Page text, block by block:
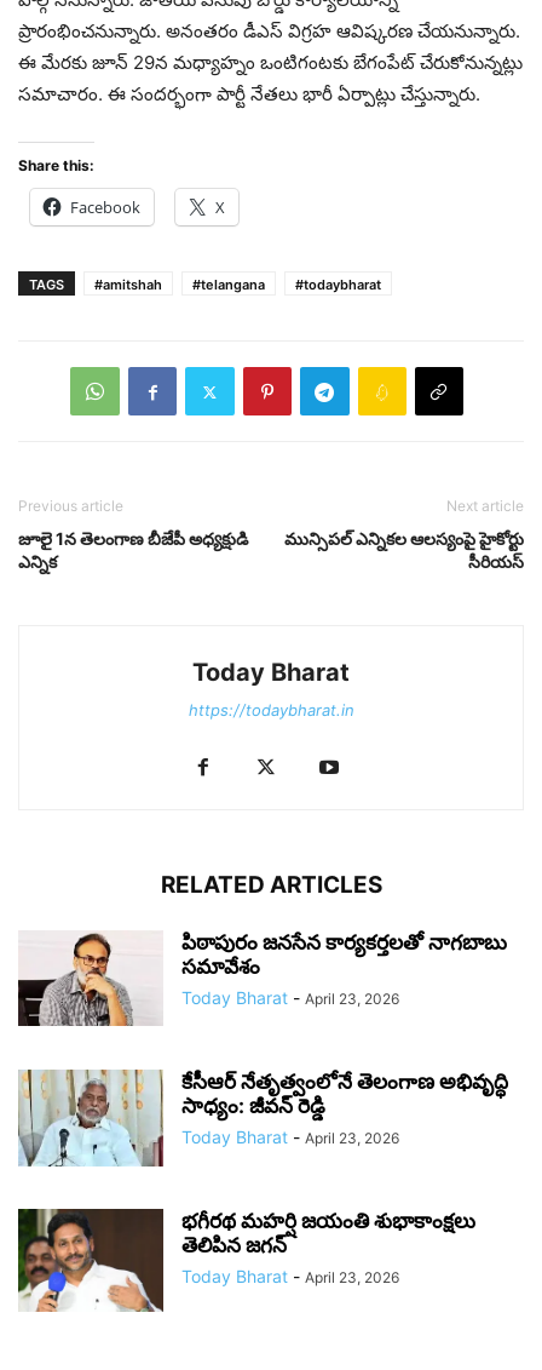
ప్రారంభించనున్నారు. అనంత‌రం డీఎస్‌ విగ్రహ ఆవిష్కరణ చేయ‌నున్నారు.
ఈ మేరకు జూన్ 29న మధ్యాహ్నం ఒంటిగంటకు బేగంపేట్ చేరుకోనున్నట్లు
సమాచారం. ఈ సంద‌ర్భంగా పార్టీ నేత‌లు భారీ ఏర్పాట్లు చేస్తున్నారు.
Share this:
Facebook X
TAGS #amitshah #telangana #todaybharat
Previous article
జూలై 1న తెలంగాణ బీజేపీ అధ్య‌క్షుడి
ఎన్నిక‌
Next article
మున్సిప‌ల్ ఎన్నిక‌ల ఆల‌స్యంపై హైకోర్టు
సీరియ‌స్‌
Today Bharat
https://todaybharat.in
RELATED ARTICLES
పిఠాపురం జనసేన కార్యకర్తలతో నాగబాబు
సమావేశం
Today Bharat - April 23, 2026
కేసీఆర్ నేతృత్వంలోనే తెలంగాణ అభివృద్ధి
సాధ్యం: జీవన్ రెడ్డి
Today Bharat - April 23, 2026
భగీరథ మహర్షి జయంతి శుభాకాంక్షలు
తెలిపిన జగన్‌
Today Bharat - April 23, 2026